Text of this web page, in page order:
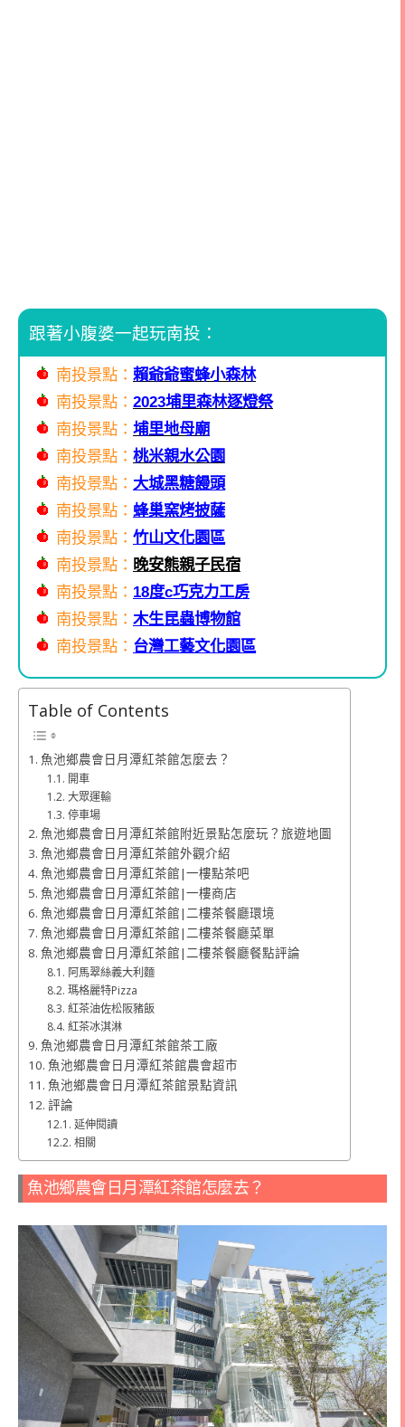
跟著小腹婆一起玩南投：
南投景點： 賴爺爺蜜蜂小森林
南投景點： 2023埔里森林逐燈祭
南投景點： 埔里地母廟
南投景點： 桃米親水公園
南投景點： 大城黑糖饅頭
南投景點： 蜂巢窯烤披薩
南投景點： 竹山文化園區
南投景點： 晚安熊親子民宿
南投景點： 18度c巧克力工房
南投景點： 木生昆蟲博物館
南投景點： 台灣工藝文化園區
Table of Contents
魚池鄉農會日月潭紅茶館怎麼去？
開車
大眾運輸
停車場
魚池鄉農會日月潭紅茶館附近景點怎麼玩？旅遊地圖
魚池鄉農會日月潭紅茶館外觀介紹
魚池鄉農會日月潭紅茶館|一樓點茶吧
魚池鄉農會日月潭紅茶館|一樓商店
魚池鄉農會日月潭紅茶館|二樓茶餐廳環境
魚池鄉農會日月潭紅茶館|二樓茶餐廳菜單
魚池鄉農會日月潭紅茶館|二樓茶餐廳餐點評論
阿馬翠絲義大利麵
瑪格麗特Pizza
紅茶油佐松阪豬飯
紅茶冰淇淋
魚池鄉農會日月潭紅茶館茶工廠
魚池鄉農會日月潭紅茶館農會超市
魚池鄉農會日月潭紅茶館景點資訊
評論
延伸閱讀
相關
魚池鄉農會日月潭紅茶館怎麼去？